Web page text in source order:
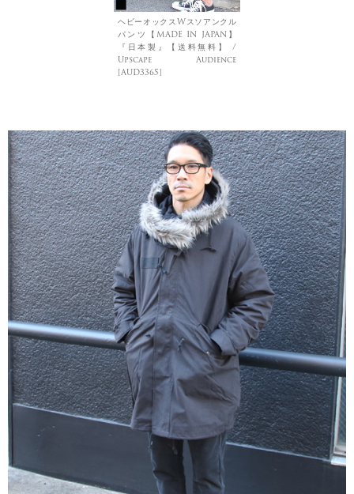
ヘビーオックスWスソアンクル
パンツ【MADE IN JAPAN】
『日本製』【送料無料】 /
Upscape Audience
[AUD3365]